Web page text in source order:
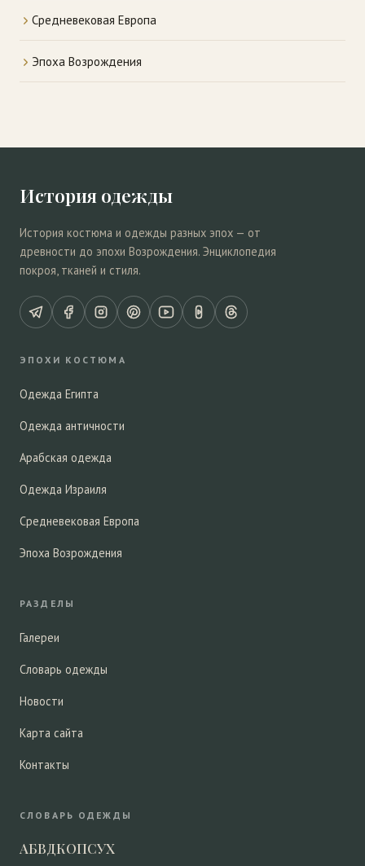
Средневековая Европа
Эпоха Возрождения
История одежды
История костюма и одежды разных эпох — от
древности до эпохи Возрождения. Энциклопедия
покроя, тканей и стиля.
ЭПОХИ КОСТЮМА
Одежда Египта
Одежда античности
Арабская одежда
Одежда Израиля
Средневековая Европа
Эпоха Возрождения
РАЗДЕЛЫ
Галереи
Словарь одежды
Новости
Карта сайта
Контакты
СЛОВАРЬ ОДЕЖДЫ
АБВДКОПСУХ